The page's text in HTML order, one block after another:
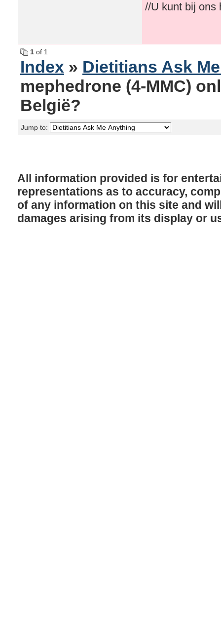
//U kunt bij ons
1 of 1
Index » Dietitians Ask
mephedrone (4-MMC)
België?
Jump to:
All information provided is for
representations as to accuracy,
of any information on this site and
damages arising from its display or